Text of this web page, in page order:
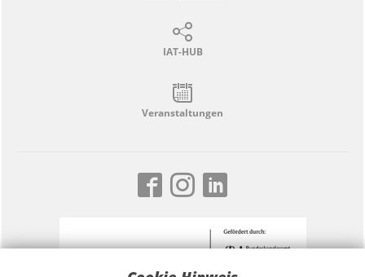
IAT-HUB
Veranstaltungen